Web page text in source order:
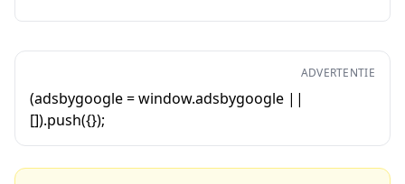
ADVERTENTIE
(adsbygoogle = window.adsbygoogle ||
[]).push({});